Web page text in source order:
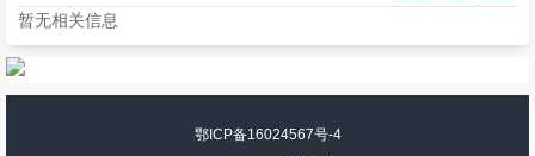
暂无相关信息
鄂ICP备16024567号-4